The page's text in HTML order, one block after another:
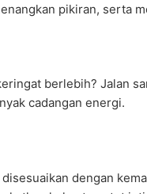
pikiran, serta
berlebih? Jalan
cadangan energi.
dengan